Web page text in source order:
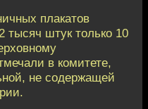
плакатов
тысяч штук только 10
в комитете,
не содержащей